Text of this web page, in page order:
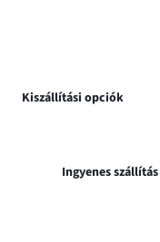
Kiszállítási opciók
Ingyenes szállítás